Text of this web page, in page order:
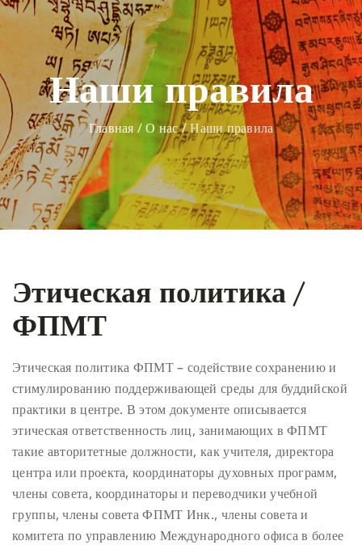
Наши правила
Главная /О нас/Наши правила
Этическая политика /
ФПМТ
Этическая политика ФПМТ – содействие сохранению и
стимулированию поддерживающей среды для буддийской
практики в центре. В этом документе описывается
этическая ответственность лиц, занимающих в ФПМТ
такие авторитетные должности, как учителя, директора
центра или проекта, координаторы духовных программ,
члены совета, координаторы и переводчики учебной
группы, члены совета ФПМТ Инк., члены совета и
комитета по управлению Международного офиса в более